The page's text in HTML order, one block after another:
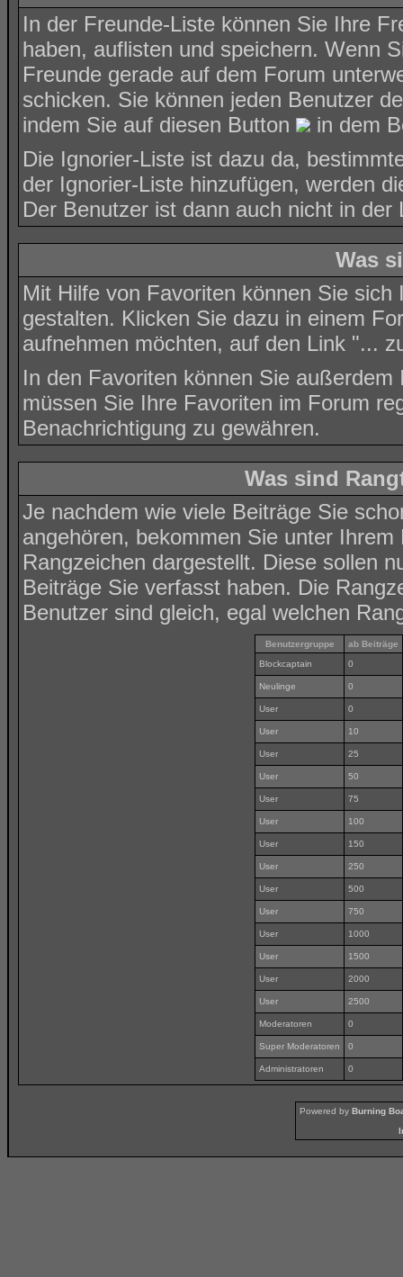
In der Freunde-Liste können Sie Ihre
haben, auflisten und speichern. Wenn
Freunde gerade auf dem Forum
schicken. Sie können jeden Benutzer
indem Sie auf diesen Button
in dem
Die Ignorier-Liste ist dazu da,
der Ignorier-Liste hinzufügen, werden
Der Benutzer ist dann auch nicht in
Was
Mit Hilfe von Favoriten können Sie
gestalten. Klicken Sie dazu in einem
aufnehmen möchten, auf den Link "...
In den Favoriten können Sie außerdem
müssen Sie Ihre Favoriten im Forum
Benachrichtigung zu gewähren.
Was sind
Je nachdem wie viele Beiträge Sie
angehören, bekommen Sie unter
Rangzeichen dargestellt. Diese sollen
Beiträge Sie verfasst haben. Die
Benutzer sind gleich, egal welchen
Benutzergruppe
ab Beiträge
Blockcaptain
0
Neulinge 0
User 0
User 10
User 25
User 50
User 75
User 100
User 150
User 250
User 500
User 750
User 1000
User 1500
User 2000
User 2500
Moderatoren 0
Super Moderatoren 0
Administratoren 0
Powered by Burning